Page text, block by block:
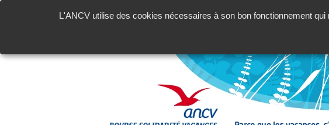
L'ANCV utilise des cookies nécessaires à son bon fonctionnement